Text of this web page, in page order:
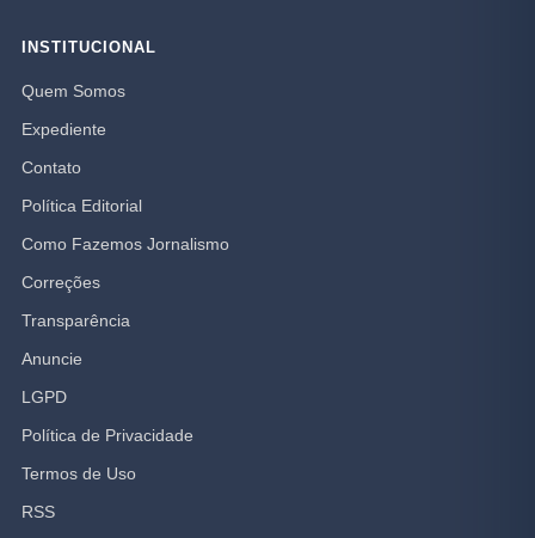
INSTITUCIONAL
Quem Somos
Expediente
Contato
Política Editorial
Como Fazemos Jornalismo
Correções
Transparência
Anuncie
LGPD
Política de Privacidade
Termos de Uso
RSS